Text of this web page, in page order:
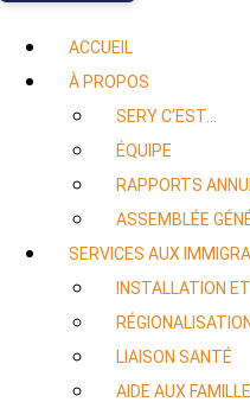
ACCUEIL
À PROPOS
SERY C’EST…
ÉQUIPE
RAPPORTS
ASSEMBLÉE
SERVICES AUX
INSTALLATION
RÉGIONALISATION
LIAISON SANTÉ
AIDE AUX